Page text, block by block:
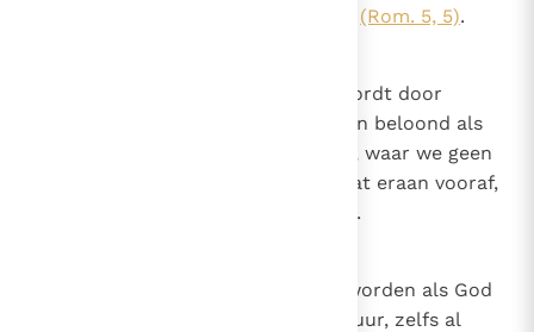
(Rom. 5, 5).
Dat genade niet voorafgegaan wordt door
verdienste. Goede werken worden beloond als
ze gedaan worden; maar genade, waar we geen
aanspraak op kunnen maken, gaat eraan vooraf,
zodat ze gedaan kunnen worden.
Dat een mens alleen gered kan worden als God
genade toont. De menselijke natuur, zelfs al